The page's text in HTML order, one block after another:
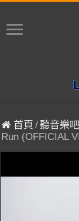
首頁 /聽音樂吧
Run (OFFICIAL